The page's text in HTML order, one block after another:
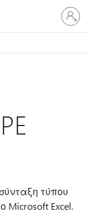
Είσοδος
στον
τύπου
Microsoft Excel.